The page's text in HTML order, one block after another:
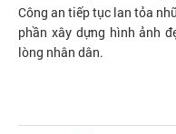
Công an tiếp tục lan tỏa
phần xây dựng hình ảnh
lòng nhân dân.